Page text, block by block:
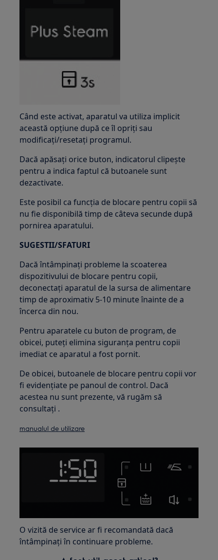
Când este activat, aparatul va utiliza implicit
această opțiune după ce îl opriți sau
modificați/resetați programul.
Dacă apăsați orice buton, indicatorul clipește
pentru a indica faptul că butoanele sunt
dezactivate.
Este posibil ca funcția de blocare pentru copii să
nu fie disponibilă timp de câteva secunde după
pornirea aparatului.
SUGESTII/SFATURI
Dacă întâmpinați probleme la scoaterea
dispozitivului de blocare pentru copii,
deconectați aparatul de la sursa de alimentare
timp de aproximativ 5-10 minute înainte de a
încerca din nou.
Pentru aparatele cu buton de program, de
obicei, puteți elimina siguranța pentru copii
imediat ce aparatul a fost pornit.
De obicei, butoanele de blocare pentru copii vor
fi evidențiate pe panoul de control. Dacă
acestea nu sunt prezente, vă rugăm să
consultați .
manualul de utilizare
O vizită de service ar fi recomandată dacă
întâmpinați în continuare probleme.